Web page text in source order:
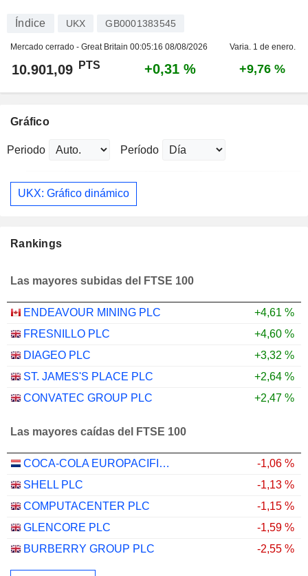
Índice UKX GB0001383545
Mercado cerrado - Great Britain 00:05:16 08/08/2026 Varia. 1 de enero.
10.901,09 PTS +0,31 % +9,76 %
Gráfico
Periodo Período
UKX: Gráfico dinámico
Rankings
Las mayores subidas del FTSE 100
ENDEAVOUR MINING PLC
+4,61 %
FRESNILLO PLC
+4,60 %
DIAGEO PLC
+3,32 %
ST. JAMES'S PLACE PLC
+2,64 %
CONVATEC GROUP PLC
+2,47 %
Las mayores caídas del FTSE 100
COCA-COLA EUROPACIFIC PARTNERS PLC
-1,06 %
SHELL PLC
-1,13 %
COMPUTACENTER PLC
-1,15 %
GLENCORE PLC
-1,59 %
BURBERRY GROUP PLC
-2,55 %